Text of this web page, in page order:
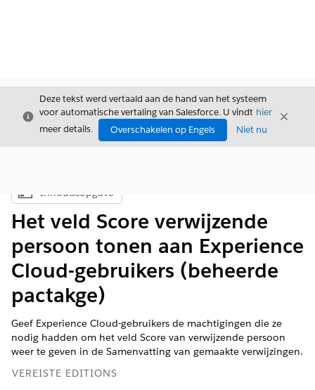
Sluiten
Deze tekst werd vertaald aan de hand van het systeem
voor automatische vertaling van Salesforce. U vindt hier
meer details.
Overschakelen op Engels Niet nu
Sluiten
Inhoudsopgave weergeven
Inhoudsopgave
Het veld Score verwijzende
persoon tonen aan Experience
Cloud-gebruikers (beheerde
pactakge)
Geef Experience Cloud-gebruikers de machtigingen die ze
nodig hadden om het veld Score van verwijzende persoon
weer te geven in de Samenvatting van gemaakte verwijzingen.
VEREISTE EDITIONS